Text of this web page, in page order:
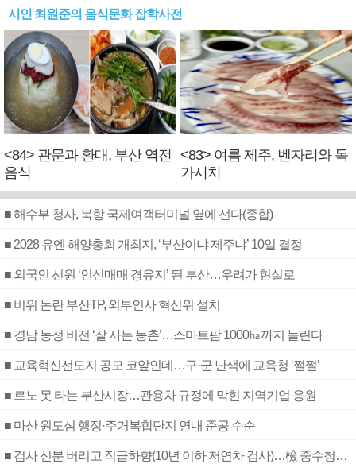
시인 최원준의 음식문화 잡학사전
<84> 관문과 환대, 부산 역전
음식
<83> 여름 제주, 벤자리와 독
가시치
■ 해수부 청사, 북항 국제여객터미널 옆에 선다(종합)
■ 2028 유엔 해양총회 개최지, ‘부산이냐 제주냐’ 10일 결정
■ 외국인 선원 ‘인신매매 경유지’ 된 부산…우려가 현실로
■ 비위 논란 부산TP, 외부인사 혁신위 설치
■ 경남 농정 비전 ‘잘 사는 농촌’…스마트팜 1000㏊까지 늘린다
■ 교육혁신선도지 공모 코앞인데…구·군 난색에 교육청 ‘쩔쩔’
■ 르노 못 타는 부산시장…관용차 규정에 막힌 지역기업 응원
■ 마산 원도심 행정·주거복합단지 연내 준공 수순
■ 검사 신분 버리고 직급하향(10년 이하 저연차 검사)…檢 중수청행 기피